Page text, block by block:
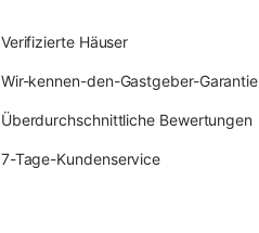
Verifizierte Häuser
Wir-kennen-den-Gastgeber-Garantie
Überdurchschnittliche Bewertungen
7-Tage-Kundenservice